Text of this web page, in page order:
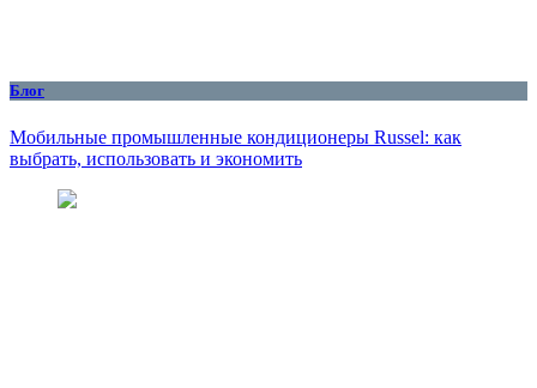
Блог
Мобильные промышленные кондиционеры Russel: как
выбрать, использовать и экономить